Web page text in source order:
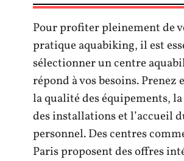
Pour profiter pleinement de
pratique aquabiking, il est
sélectionner un centre
répond à vos besoins. Prenez
la qualité des équipements,
des installations et l’accueil
personnel. Des centres
Paris proposent des offres